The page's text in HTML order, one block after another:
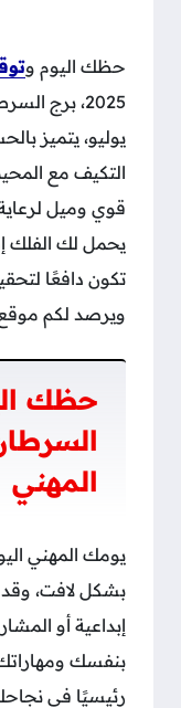
حظك اليوم و
يوليو، يتميز
التكيف مع
يحمل لك الفلك
تكون دافعًا
ويرصد لكم موقع
حظك
المهني
يومك المهني
بشكل لافت،
إبداعية أو
بنفسك
رئيسيًا في